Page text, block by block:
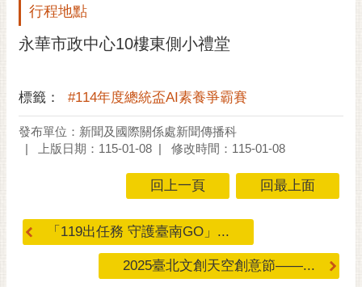
市政資訊
黃
偉
哲
泉
行程地點
永華市政中心10樓東側小禮堂
標籤： #114年度總統盃AI素養爭霸賽
發布單位：新聞及國際關係處新聞傳播科
上版日期：115-01-08
修改時間：115-01-08
回上一頁 回最上面
「119出任務 守護臺南GO」...
2025臺北文創天空創意節——...